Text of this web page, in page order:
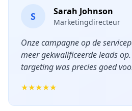
S Sarah Johnson
Marketingdirecteur
Onze campagne op de
meer gekwalificeerde leads
targeting was precies goed
★★★★★